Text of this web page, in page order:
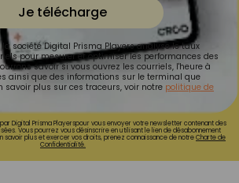
Je télécharge
la société Digital Prisma Players analyse le taux
pour mesurer et optimiser les performances des
savoir si vous ouvrez les courriels, l'heure à
ainsi que des informations sur le terminal que
savoir plus sur ces traceurs, voir notre politique de
Digital Prisma Playerspour vous envoyer votre newsletter contenant des
Vous pourrez vous désinscrire en utilisant le lien de désabonnement
savoir plus et exercer vos droits, prenez connaissance de notreCharte de
Confidentialité.